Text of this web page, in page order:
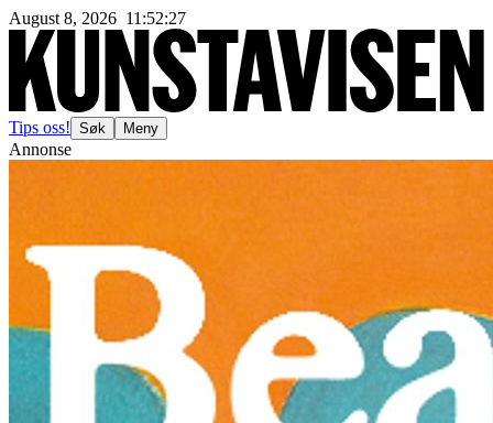
August 8, 2026 11 :52:30
Tips oss! Søk Meny
Annonse